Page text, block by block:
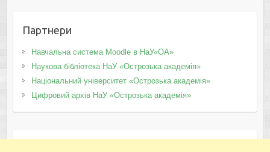
Партнери
Навчальна система Moodle в НаУ«ОА»
Наукова бібліотека НаУ «Острозька академія»
Національний університет «Острозька академія»
Цифровий архів НаУ «Острозька академія»